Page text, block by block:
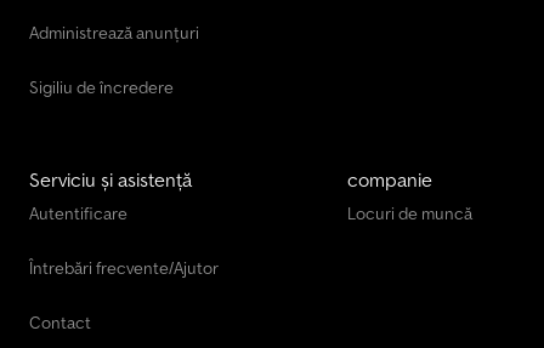
Administrează anunțuri
Sigiliu de încredere
Serviciu și asistență
Autentificare
Întrebări frecvente/Ajutor
Contact
companie
Locuri de muncă